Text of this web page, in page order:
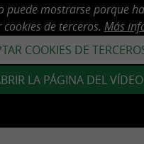
puede mostrarse porque
de terceros. Más
COOKIES DE
LA PÁGINA DEL VÍDEO